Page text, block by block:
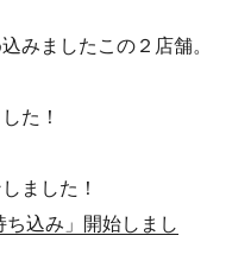
みましたこの２店舗。
た！
ました！
込み」開始しまし